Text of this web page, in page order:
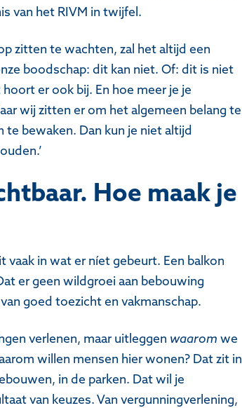
van het RIVM in twijfel.
zitten te wachten, zal het altijd een
boodschap: dit kan niet. Of: dit is niet
er ook bij. En hoe meer je je
wij zitten er om het algemeen belang te
bewaken. Dan kun je niet altijd
Hoe maak je
vaak in wat er níet gebeurt. Een balkon
er geen wildgroei aan bebouwing
goed toezicht en vakmanschap.
verlenen, maar uitleggen waarom we
willen mensen hier wonen? Dat zit in
in de parken. Dat wil je
van keuzes. Van vergunningverlening,